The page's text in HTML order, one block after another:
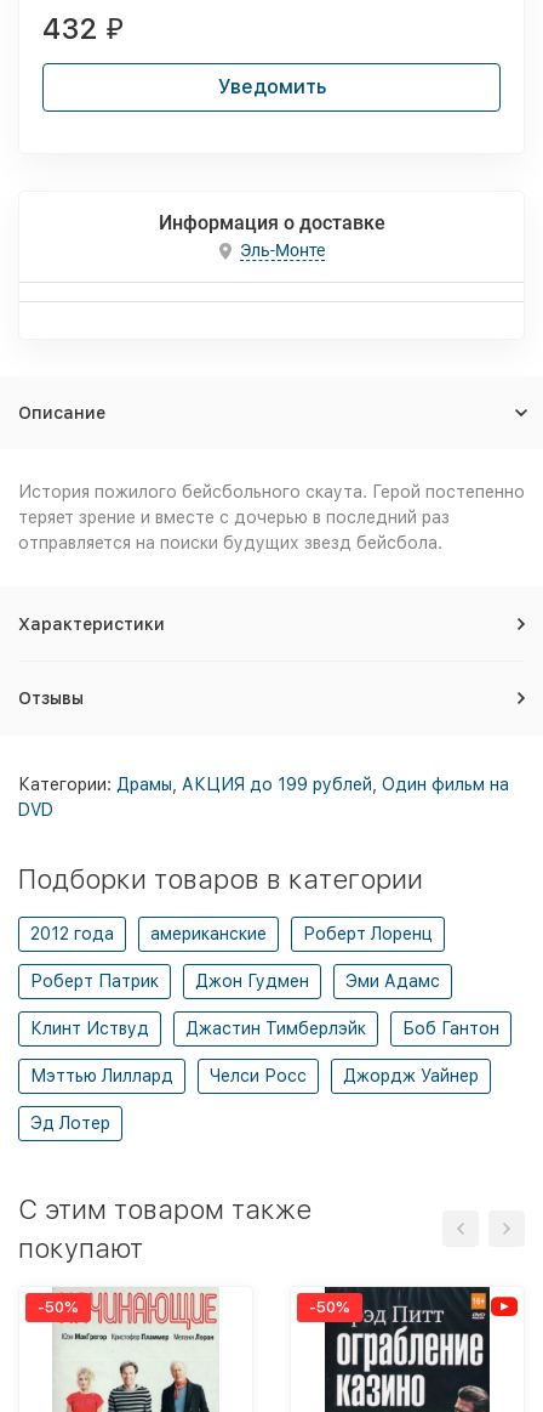
432 ₽
Уведомить
Информация о доставке
Эль-Монте
Описание
История пожилого бейсбольного скаута. Герой постепенно
теряет зрение и вместе с дочерью в последний раз
отправляется на поиски будущих звезд бейсбола.
Характеристики
Отзывы
Категории: Драмы АКЦИЯ до 199 рублей Один фильм на
DVD
Подборки товаров в категории
2012 года американские Роберт Лоренц
Роберт Патрик Джон Гудмен Эми Адамс
Клинт Иствуд Джастин Тимберлэйк Боб Гантон
Мэттью Лиллард Челси Росс Джордж Уайнер
Эд Лотер
C этим товаром также
покупают
-50% -50%